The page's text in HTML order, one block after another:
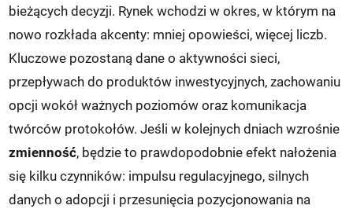
bieżących decyzji. Rynek wchodzi w okres, w którym na
nowo rozkłada akcenty: mniej opowieści, więcej liczb.
Kluczowe pozostaną dane o aktywności sieci,
przepływach do produktów inwestycyjnych, zachowaniu
opcji wokół ważnych poziomów oraz komunikacja
twórców protokołów. Jeśli w kolejnych dniach wzrośnie
zmienność, będzie to prawdopodobnie efekt nałożenia
się kilku czynników: impulsu regulacyjnego, silnych
danych o adopcji i przesunięcia pozycjonowania na